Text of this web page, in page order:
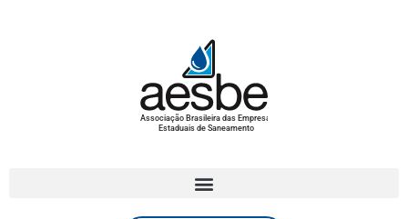
Associação Brasileira das Empresas
Estaduais de Saneamento